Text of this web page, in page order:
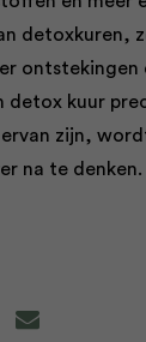
detoxkuren,
ontstekingen
detox kuur
zijn,
na te